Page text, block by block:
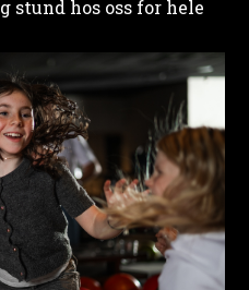
stund hos oss for hele